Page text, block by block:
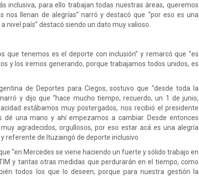
inclusiva, para ello trabajan todas nuestras áreas, queremos
nos llenan de alegrías” narró y destacó que “por eso es una
país” destacó siendo un dato muy valioso.
que tenemos es el deporte con inclusión” y remarcó que “es
y los iremos generando, porque trabajamos todos unidos, es
de Deportes para Ciegos, sostuvo que “desde toda la
y dijo que “hace mucho tiempo, recuerdo, un 1 de junio,
estábamos muy postergados, nos recibió el presidente
dé una mano y ahí empezamos a cambiar. Desde entonces
agradecidos, orgullosos, por eso estar acá es una alegría
referente de Ituzaingó de deporte inclusivo.
“en Mercedes se viene haciendo un fuerte y sólido trabajo en
y tantas otras medidas que perdurarán en el tiempo, como
todos los que lo deseen, porque para nuestra gestión la